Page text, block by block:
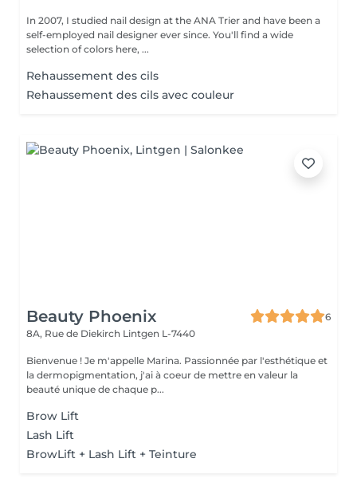
In 2007, I studied nail design at the ANA Trier and have been a
self-employed nail designer ever since. You'll find a wide
selection of colors here, ...
Rehaussement des cils
Rehaussement des cils avec couleur
Beauty Phoenix
6
8A, Rue de Diekirch Lintgen L-7440
Bienvenue ! Je m'appelle Marina. Passionnée par l'esthétique et
la dermopigmentation, j'ai à coeur de mettre en valeur la
beauté unique de chaque p...
Brow Lift
Lash Lift
BrowLift + Lash Lift + Teinture